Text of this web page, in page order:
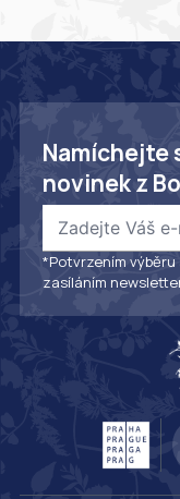
Namíchejte
novinek z
*Potvrzením
zasíláním